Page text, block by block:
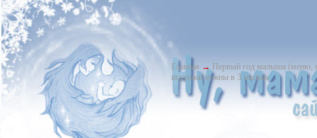
Главная → Первый год малыша (меню,
игрушки нужны в 3 месяца